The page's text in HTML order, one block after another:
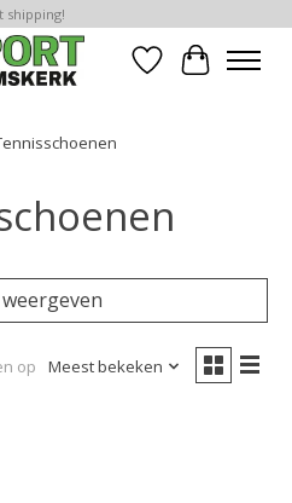
shipping!
Verlanglijst
op Meest bekeken